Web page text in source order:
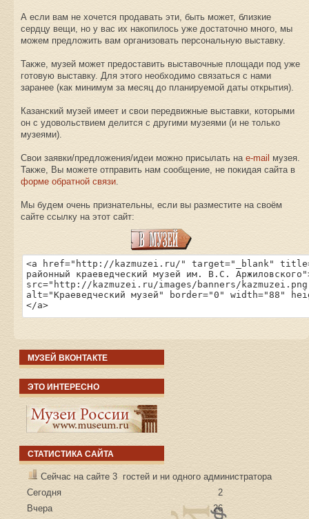
А если вам не хочется продавать эти, быть может, близкие
сердцу вещи, но у вас их накопилось уже достаточно много, мы
можем предложить вам организовать персональную выставку.
Также, музей может предоставить выставочные площади под уже
готовую выставку. Для этого необходимо связаться с нами
заранее (как минимум за месяц до планируемой даты открытия).
Казанский музей имеет и свои передвижные выставки, которыми
он с удовольствием делится с другими музеями (и не только
музеями).
Свои заявки/предложения/идеи можно присылать на e-mail музея.
Также, Вы можете отправить нам сообщение, не покидая сайта в
форме обратной связи.
Мы будем очень признательны, если вы разместите на своём
сайте ссылку на этот сайт:
МУЗЕЙ ВКОНТАКТЕ
ЭТО ИНТЕРЕСНО
СТАТИСТИКА САЙТА
Сейчас на сайте 3 гостей и ни одного администратора
Сегодня
2
Вчера
26